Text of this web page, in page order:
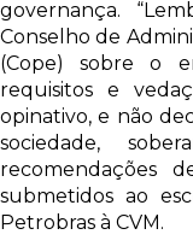
governança.
Conselho de
(Cope) sobre o
requisitos e
opinativo, e não
sociedade,
recomendações
submetidos ao
Petrobras à CVM.